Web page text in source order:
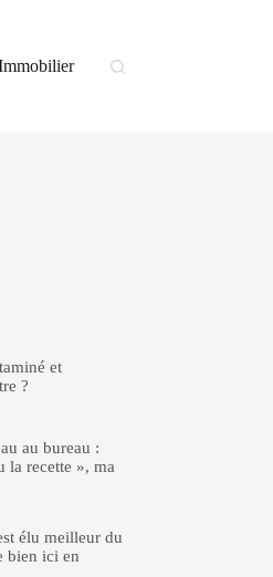
et
?
au bureau :
la recette », ma
élu meilleur du
bien ici en